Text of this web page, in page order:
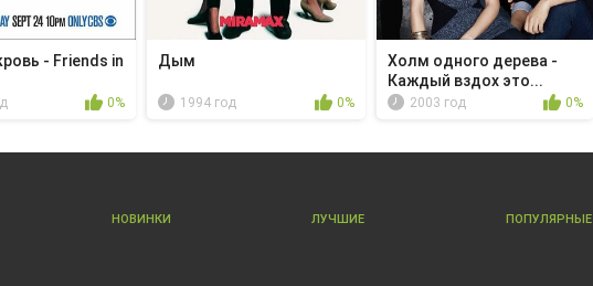
- Friends in
0%
Дым
1994 год 0%
Холм одного дерева -
Каждый вздох это...
2003 год 0%
НОВИНКИ ЛУЧШИЕ ПОПУЛЯРНЫЕ